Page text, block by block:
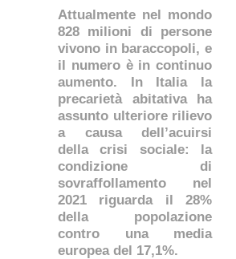
Attualmente nel mondo
828 milioni di persone
vivono in baraccopoli, e
il numero è in continuo
aumento. In Italia la
precarietà abitativa ha
assunto ulteriore rilievo
a causa dell’acuirsi
della crisi sociale: la
condizione di
sovraffollamento nel
2021 riguarda il 28%
della popolazione
contro una media
europea del 17,1%.